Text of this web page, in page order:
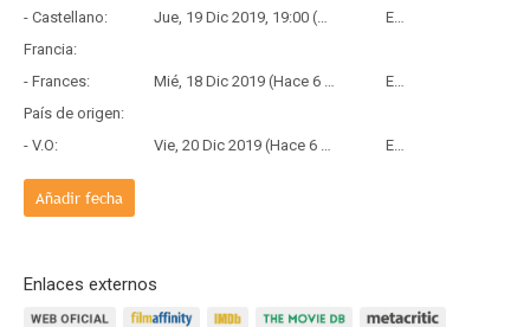
- Castellano:
Jue, 19 Dic 2019, 19:00 (Hace 6 años y 7 meses)
Estreno
Francia:
- Frances:
Mié, 18 Dic 2019 (Hace 6 años y 7 meses)
Estreno
País de origen:
- V.O:
Vie, 20 Dic 2019 (Hace 6 años y 7 meses) Estreno
Añadir fecha
Enlaces externos